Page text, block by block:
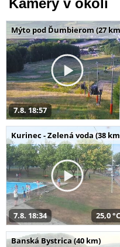
Kamery v okolí
Mýto pod Ďumbierom (27
7.8. 18:57
Kurinec - Zelená voda (38
7.8. 18:34 25,0 °C
Banská Bystrica (40 km)